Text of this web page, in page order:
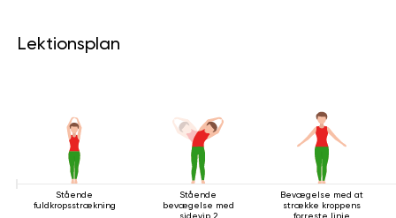
Lektionsplan
Stående
fuldkropsstrækning
Stående
bevægelse med
sidevip 2
Bevægelse med at
strække kroppens
forreste linje